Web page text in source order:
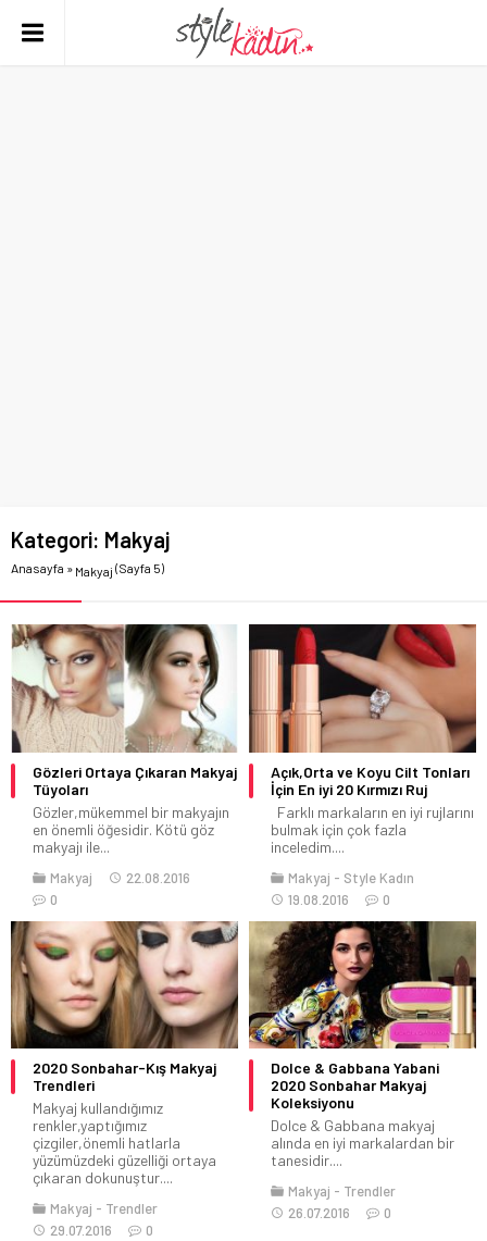
Kategori: Makyaj
Anasayfa » Makyaj (Sayfa 5)
Gözleri Ortaya Çıkaran Makyaj
Tüyoları
Gözler,mükemmel bir makyajın
en önemli öğesidir. Kötü göz
makyajı ile...
Makyaj
22.08.2016
0
Açık,Orta ve Koyu Cilt Tonları
İçin En iyi 20 Kırmızı Ruj
Farklı markaların en iyi rujlarını
bulmak için çok fazla
inceledim....
Makyaj
Style Kadın
19.08.2016
0
2020 Sonbahar-Kış Makyaj
Trendleri
Makyaj kullandığımız
renkler,yaptığımız
çizgiler,önemli hatlarla
yüzümüzdeki güzelliği ortaya
çıkaran dokunuştur....
Makyaj
Trendler
29.07.2016
0
Dolce & Gabbana Yabani
2020 Sonbahar Makyaj
Koleksiyonu
Dolce & Gabbana makyaj
alında en iyi markalardan bir
tanesidir....
Makyaj
Trendler
26.07.2016
0